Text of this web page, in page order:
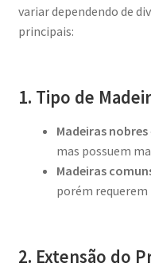
variar dependendo de
principais:
1. Tipo de
Madeiras nobres
mas possuem
Madeiras
porém
2. Extensão do